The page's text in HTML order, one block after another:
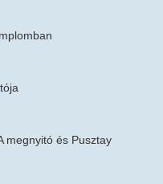
megnyitó és Pusztay